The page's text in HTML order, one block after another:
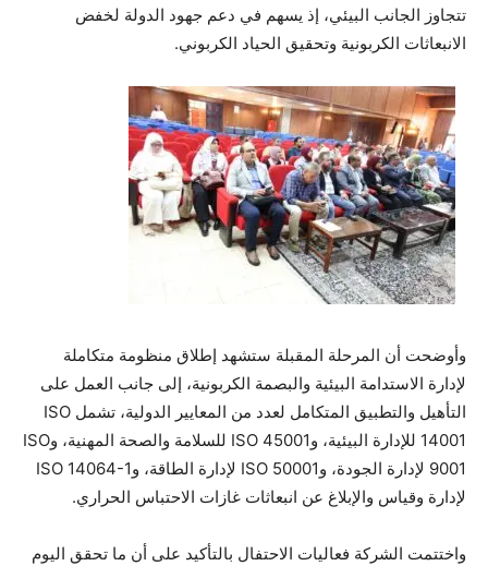
تتجاوز الجانب البيئي، إذ يسهم في دعم جهود الدولة لخفض
الانبعاثات الكربونية وتحقيق الحياد الكربوني.
وأوضحت أن المرحلة المقبلة ستشهد إطلاق منظومة متكاملة
لإدارة الاستدامة البيئية والبصمة الكربونية، إلى جانب العمل على
التأهيل والتطبيق المتكامل لعدد من المعايير الدولية، تشمل ISO
14001 للإدارة البيئية، وISO 45001 للسلامة والصحة المهنية، وISO
9001 لإدارة الجودة، وISO 50001 لإدارة الطاقة، وISO 14064-1
لإدارة وقياس والإبلاغ عن انبعاثات غازات الاحتباس الحراري.
واختتمت الشركة فعاليات الاحتفال بالتأكيد على أن ما تحقق اليوم